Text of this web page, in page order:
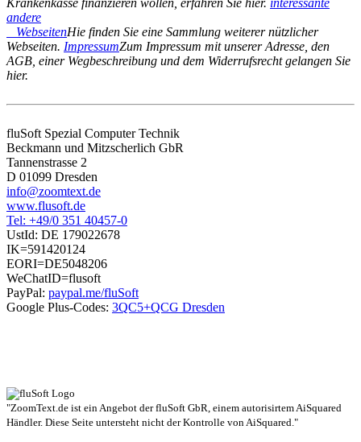
Krankenkasse finanzieren wollen, erfahren Sie hier. interessante
andere
WebseitenHie finden Sie eine Sammlung weiterer nützlicher
Webseiten. ImpressumZum Impressum mit unserer Adresse, den
AGB, einer Wegbeschreibung und dem Widerrufsrecht gelangen Sie
hier.
fluSoft Spezial Computer Technik
Beckmann und Mitzscherlich GbR
Tannenstrasse 2
D 01099 Dresden
info@zoomtext.de
www.flusoft.de
Tel: +49/0 351 40457-0
UstId: DE 179022678
IK=591420124
EORI=DE5048206
WeChatID=flusoft
PayPal: paypal.me/fluSoft
Google Plus-Codes: 3QC5+QCG Dresden
"ZoomText.de ist ein Angebot der fluSoft GbR, einem autorisirtem AiSquared
Händler. Diese Seite untersteht nicht der Kontrolle von AiSquared."